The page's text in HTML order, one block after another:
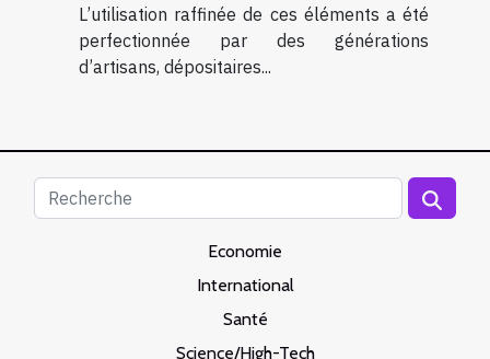
L’utilisation raffinée de ces éléments a été
perfectionnée par des générations
d’artisans, dépositaires...
Economie
International
Santé
Science/High-Tech